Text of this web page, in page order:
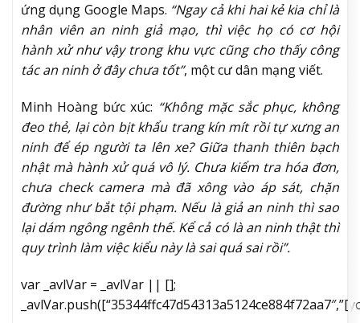
ứng dụng Google Maps. “Ngay cả khi hai kẻ kia chỉ là
nhân viên an ninh giả mạo, thì việc họ có cơ hội
hành xử như vậy trong khu vực cũng cho thấy công
tác an ninh ở đây chưa tốt”, một cư dân mạng viết.
Minh Hoàng bức xúc: “Không mặc sắc phục, không
đeo thẻ, lại còn bịt khẩu trang kín mít rồi tự xưng an
ninh để ép người ta lên xe? Giữa thanh thiên bạch
nhật mà hành xử quá vô lý. Chưa kiểm tra hóa đơn,
chưa check camera mà đã xông vào áp sát, chặn
đường như bắt tội phạm. Nếu là giả an ninh thì sao
lại dám ngông ngênh thế. Kể cả có là an ninh thật thì
quy trình làm việc kiểu này là sai quá sai rồi”.
var _avlVar = _avlVar || [];